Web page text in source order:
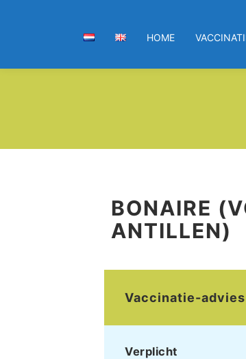
HOME
BONAIRE
ANTILLEN)
Vaccinatie-advies
Verplicht